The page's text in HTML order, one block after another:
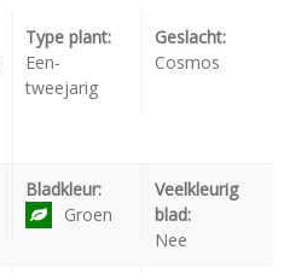
Type plant:
Een-
tweejarig
Geslacht:
Cosmos
Bladkleur:
Groen
Veelkleurig
blad:
Nee